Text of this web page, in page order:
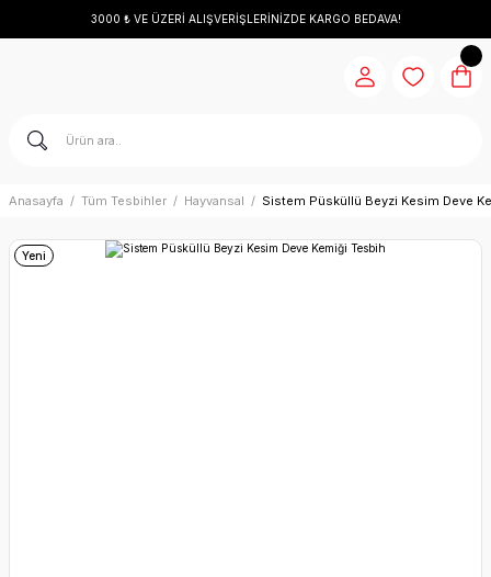
3000 ₺ VE ÜZERİ ALIŞVERİŞLERİNİZDE KARGO BEDAVA!
Anasayfa Tüm Tesbihler Hayvansal Sistem Püsküllü Beyzi Kesim Deve
Yeni